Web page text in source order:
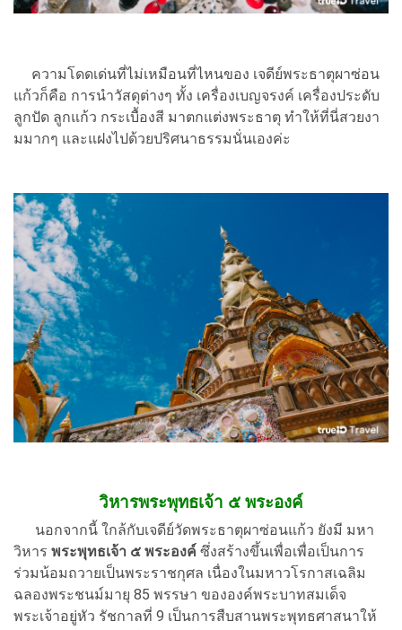
ความโดดเด่นที่ไม่เหมือนที่ไหนของ เจดีย์พระธาตุผาซ่อน
แก้วก็คือ การนำวัสดุต่างๆ ทั้ง เครื่องเบญจรงค์ เครื่องประดับ
ลูกปัด ลูกแก้ว กระเบื้องสี มาตกแต่งพระธาตุ ทำให้ที่นี่สวยงา
มมากๆ และแฝงไปด้วยปริศนาธรรมนั่นเองค่ะ
วิหารพระพุทธเจ้า ๕ พระองค์
นอกจากนี้ ใกล้กับเจดีย์วัดพระธาตุผาซ่อนแก้ว ยังมี มหา
วิหาร พระพุทธเจ้า ๕ พระองค์ ซึ่งสร้างขึ้นเพื่อเพื่อเป็นการ
ร่วมน้อมถวายเป็นพระราชกุศล เนื่องในมหาวโรกาสเฉลิม
ฉลองพระชนม์มายุ 85 พรรษา ขององค์พระบาทสมเด็จ
พระเจ้าอยู่หัว รัชกาลที่ 9 เป็นการสืบสานพระพุทธศาสนาให้